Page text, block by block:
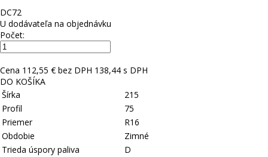
DC72
U dodávateľa na objednávku
Počet:
Cena 112,55 € bez DPH 138,44 s DPH
DO KOŠÍKA
Šírka
215
Profil
75
Priemer
R16
Obdobie
Zimné
Trieda úspory paliva
D